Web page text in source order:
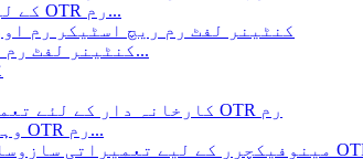
گریڈر چین OEM کے لیے تعمیراتی سامان OTR رم...
کنٹینر لفٹ رم تک رسائی اسٹیکر رم اور خالی کنٹا...
وہیل لوڈر چن کے لیے تعمیراتی سامان OTR رم...